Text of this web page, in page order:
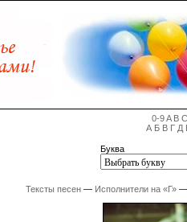
0-9A B C
А Б В Г Д
Буква
Тексты песен— Исполнители на «Г»—